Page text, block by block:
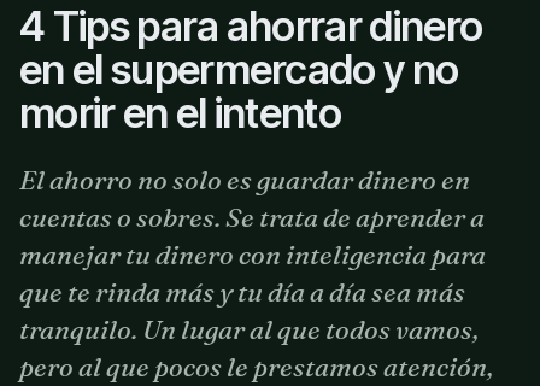
4 Tips para ahorrar dinero
en el supermercado y no
morir en el intento
El ahorro no solo es guardar dinero en
cuentas o sobres. Se trata de aprender a
manejar tu dinero con inteligencia para
que te rinda más y tu día a día sea más
tranquilo. Un lugar al que todos vamos,
pero al que pocos le prestamos atención,